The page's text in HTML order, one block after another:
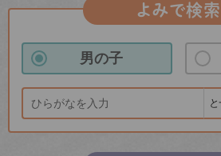
よみで検索
男の子